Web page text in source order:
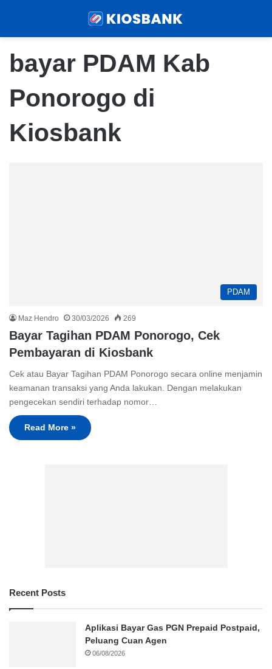
bayar PDAM Kab
Ponorogo di
Kiosbank
PDAM
Maz Hendro 30/03/2026 269
Bayar Tagihan PDAM Ponorogo, Cek
Pembayaran di Kiosbank
Cek atau Bayar Tagihan PDAM Ponorogo secara online menjamin
keamanan transaksi yang Anda lakukan. Dengan melakukan
pengecekan sendiri terhadap nomor…
Read More »
Recent Posts
Aplikasi Bayar Gas PGN Prepaid Postpaid,
Peluang Cuan Agen
06/08/2026